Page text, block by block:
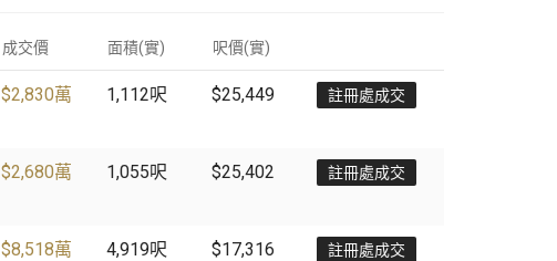
成交價 面積(實) 呎價(實)
$2,830萬 1,112呎 $25,449 註冊處成交
$2,680萬 1,055呎 $25,402 註冊處成交
$8,518萬 4,919呎 $17,316 註冊處成交